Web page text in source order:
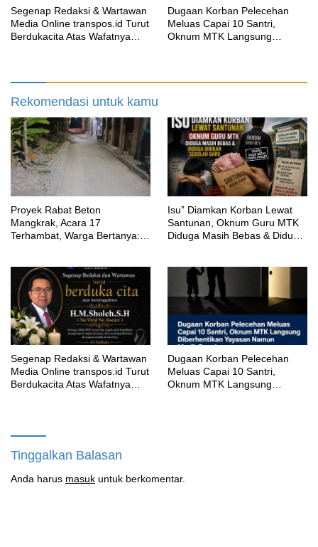
Segenap Redaksi & Wartawan
Media Online transpos.id Turut
Berdukacita Atas Wafatnya
‎Dugaan Korban Pelecehan
Meluas Capai 10 Santri,
Oknum MTK Langsung
Rekomendasi untuk kamu
Proyek Rabat Beton
Mangkrak, Acara 17
Terhambat, Warga Bertanya:
‎Isu” Diamkan Korban Lewat
Santunan, Oknum Guru MTK
Diduga Masih Bebas & Diduga
Segenap Redaksi & Wartawan
Media Online transpos.id Turut
Berdukacita Atas Wafatnya
‎Dugaan Korban Pelecehan
Meluas Capai 10 Santri,
Oknum MTK Langsung
Tinggalkan Balasan
Anda harus masuk untuk berkomentar.